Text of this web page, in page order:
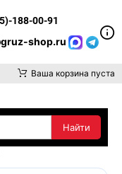
188-00-91
shop.ru
Ваша корзина пуста